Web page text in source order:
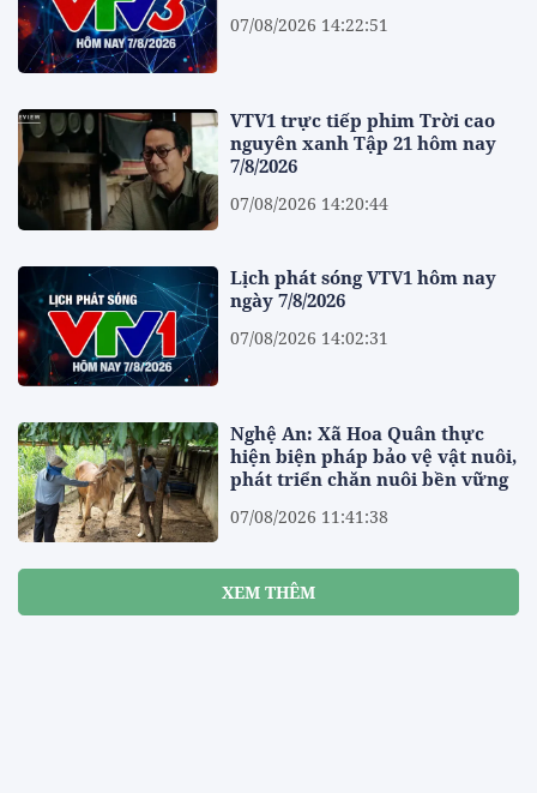
07/08/2026 14:22:51
VTV1 trực tiếp phim Trời cao
nguyên xanh Tập 21 hôm nay
7/8/2026
07/08/2026 14:20:44
Lịch phát sóng VTV1 hôm nay
ngày 7/8/2026
07/08/2026 14:02:31
Nghệ An: Xã Hoa Quân thực
hiện biện pháp bảo vệ vật nuôi,
phát triển chăn nuôi bền vững
07/08/2026 11:41:38
XEM THÊM